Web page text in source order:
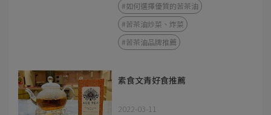
#如何選擇優質的苦茶油
#苦茶油炒菜、炸菜
#苦茶油品牌推薦
素食文青好食推薦
2022-03-11